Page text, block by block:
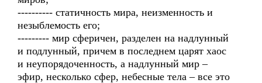
---------- статичность мира, неизменность и
незыблемость его;
--------- мир сферичен, разделен на надлунный
и подлунный, причем в последнем царят хаос
и неупорядоченность, а надлунный мир –
эфир, несколько сфер, небесные тела – все это